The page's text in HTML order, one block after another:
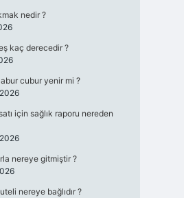
nedir ?
kaç derecedir ?
cubur yenir mi ?
için sağlık raporu nereden
nereye gitmiştir ?
nereye bağlıdır ?